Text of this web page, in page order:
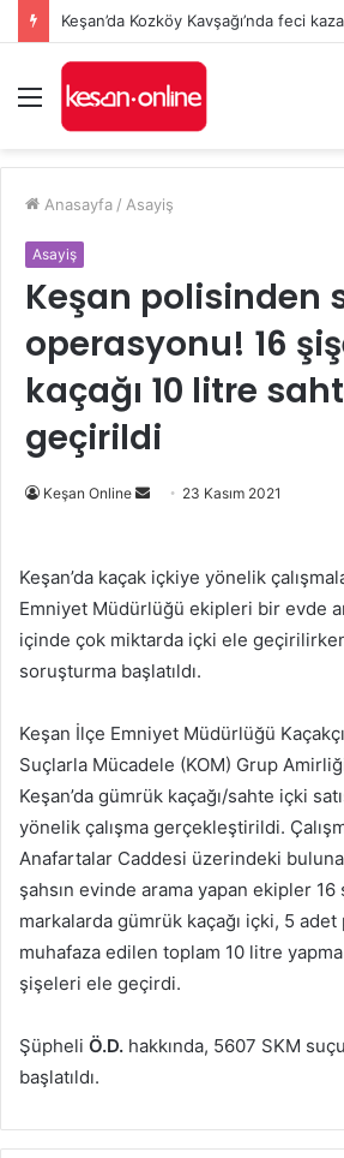
Keşan’da Kozköy Kavşağı’nda feci
Menü
Anasayfa / Asayiş
Asayiş
Keşan polisinden
operasyonu! 16
kaçağı 10 litre
geçirildi
Keşan Online
Bir
göndermek
23 Kasım 2021
Keşan’da kaçak içkiye yönelik
Emniyet Müdürlüğü ekipleri bir evde
içinde çok miktarda içki ele
soruşturma başlatıldı.
Keşan İlçe Emniyet Müdürlüğü
Suçlarla Mücadele (KOM) Grup
Keşan’da gümrük kaçağı/sahte içki
yönelik çalışma gerçekleştirildi.
Anafartalar Caddesi üzerindeki
şahsın evinde arama yapan ekipler
markalarda gümrük kaçağı içki, 5
muhafaza edilen toplam 10 litre
şişeleri ele geçirdi.
Şüpheli Ö.D. hakkında, 5607 SKM
başlatıldı.